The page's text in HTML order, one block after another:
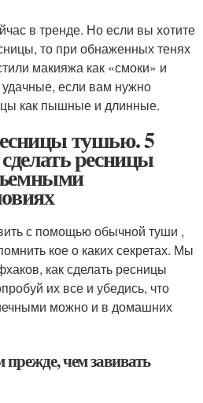
в тренде. Но если вы хотите
то при обнаженных тенях
макияжа как «смоки» и
если вам нужно
как пышные и длинные.
тушью. 5
ресницы
с помощью обычной туши ,
кое о каких секретах. Мы
как сделать ресницы
их все и убедись, что
можно и в домашних
чем завивать